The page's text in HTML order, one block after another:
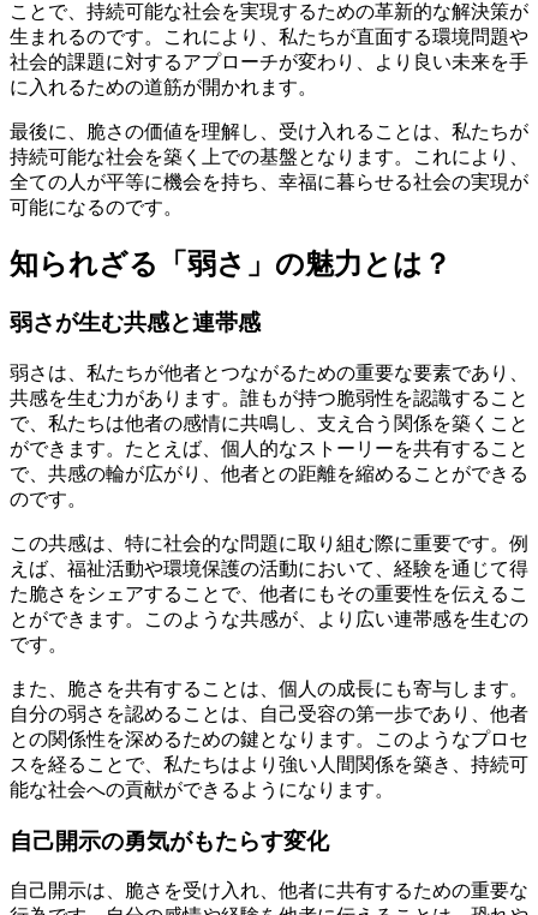
ことで、持続可能な社会を実現するための革新的な解決策が
生まれるのです。これにより、私たちが直面する環境問題や
社会的課題に対するアプローチが変わり、より良い未来を手
に入れるための道筋が開かれます。
最後に、脆さの価値を理解し、受け入れることは、私たちが
持続可能な社会を築く上での基盤となります。これにより、
全ての人が平等に機会を持ち、幸福に暮らせる社会の実現が
可能になるのです。
知られざる「弱さ」の魅力とは？
弱さが生む共感と連帯感
弱さは、私たちが他者とつながるための重要な要素であり、
共感を生む力があります。誰もが持つ脆弱性を認識すること
で、私たちは他者の感情に共鳴し、支え合う関係を築くこと
ができます。たとえば、個人的なストーリーを共有すること
で、共感の輪が広がり、他者との距離を縮めることができる
のです。
この共感は、特に社会的な問題に取り組む際に重要です。例
えば、福祉活動や環境保護の活動において、経験を通じて得
た脆さをシェアすることで、他者にもその重要性を伝えるこ
とができます。このような共感が、より広い連帯感を生むの
です。
また、脆さを共有することは、個人の成長にも寄与します。
自分の弱さを認めることは、自己受容の第一歩であり、他者
との関係性を深めるための鍵となります。このようなプロセ
スを経ることで、私たちはより強い人間関係を築き、持続可
能な社会への貢献ができるようになります。
自己開示の勇気がもたらす変化
自己開示は、脆さを受け入れ、他者に共有するための重要な